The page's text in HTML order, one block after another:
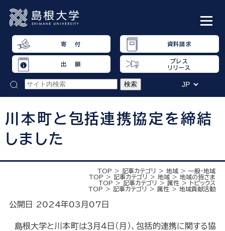
寄 付 資料請求
出 願
プレス
リリース
川本町と包括連携協定を締結
しました
TOP 記事カテゴリ 地域
一般・地域
TOP
記事カテゴリ 地域
地域の皆さま
TOP
記事カテゴリ 属性
トピックス
TOP
記事カテゴリ 属性 地域貢献活動
公開日 2024年03月07日
島根大学と川本町は３月４日（月）、包括的連携に関する協